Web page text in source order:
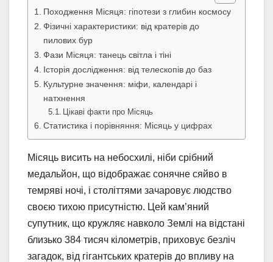
Походження Місяця: гіпотези з глибин космосу
Фізичні характеристики: від кратерів до
пилових бур
Фази Місяця: танець світла і тіні
Історія дослідження: від телескопів до баз
Культурне значення: міфи, календарі і
натхнення
Цікаві факти про Місяць
Статистика і порівняння: Місяць у цифрах
Місяць висить на небосхилі, ніби срібний
медальйон, що відображає сонячне сяйво в
темряві ночі, і століттями зачаровує людство
своєю тихою присутністю. Цей кам’яний
супутник, що кружляє навколо Землі на відстані
близько 384 тисяч кілометрів, приховує безліч
загадок, від гігантських кратерів до впливу на